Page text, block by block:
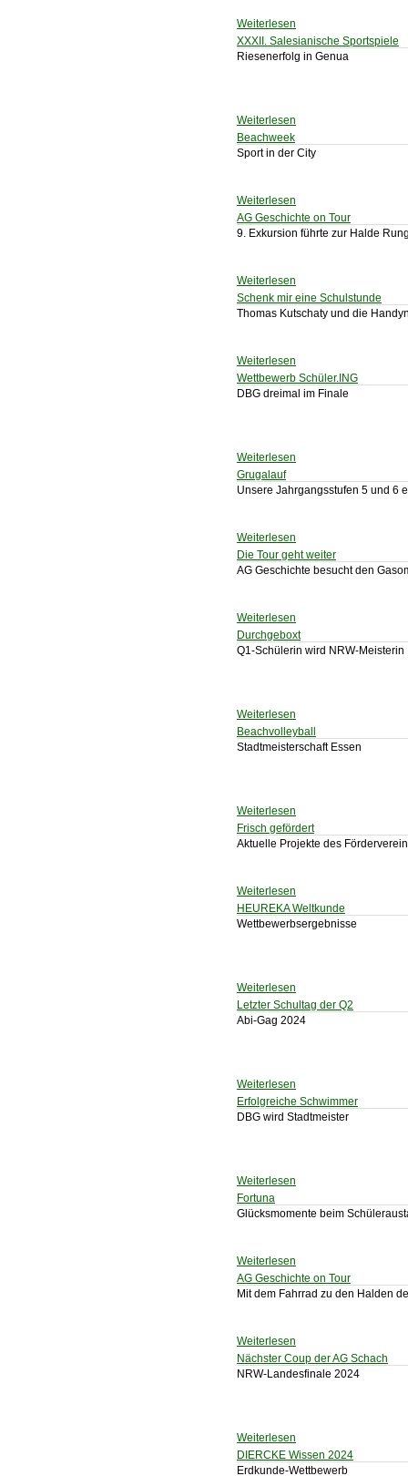
Weiterlesen
XXXII. Salesianische Sportspiele
Riesenerfolg in Genua
Weiterlesen
Beachweek
Sport in der City
Weiterlesen
AG Geschichte on Tour
9. Exkursion führte zur Halde
Weiterlesen
Schenk mir eine Schulstunde
Thomas Kutschaty und die
Weiterlesen
Wettbewerb Schüler.ING
DBG dreimal im Finale
Weiterlesen
Grugalauf
Unsere Jahrgangsstufen 5 und 6
Weiterlesen
Die Tour geht weiter
AG Geschichte besucht den
Weiterlesen
Durchgeboxt
Q1-Schülerin wird NRW-Meisterin
Weiterlesen
Beachvolleyball
Stadtmeisterschaft Essen
Weiterlesen
Frisch gefördert
Aktuelle Projekte des
Weiterlesen
HEUREKA Weltkunde
Wettbewerbsergebnisse
Weiterlesen
Letzter Schultag der Q2
Abi-Gag 2024
Weiterlesen
Erfolgreiche Schwimmer
DBG wird Stadtmeister
Weiterlesen
Fortuna
Glücksmomente beim
Weiterlesen
AG Geschichte on Tour
Mit dem Fahrrad zu den Halden
Weiterlesen
Nächster Coup der AG Schach
NRW-Landesfinale 2024
Weiterlesen
DIERCKE Wissen 2024
Erdkunde-Wettbewerb